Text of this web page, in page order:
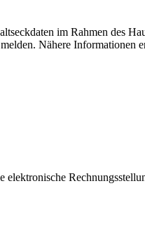
im Rahmen des
Nähere Informationen